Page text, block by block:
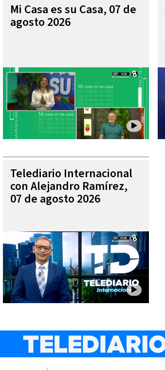
Mi Casa es su Casa, 07 de
agosto 2026
Telediario Internacional
con Alejandro Ramírez,
07 de agosto 2026